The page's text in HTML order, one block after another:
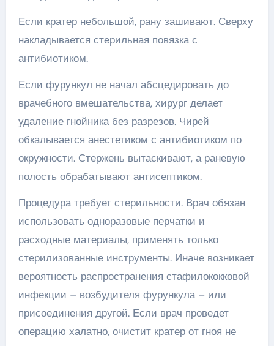
Если кратер небольшой, рану зашивают. Сверху
накладывается стерильная повязка с
антибиотиком.
Если фурункул не начал абсцедировать до
врачебного вмешательства, хирург делает
удаление гнойника без разрезов. Чирей
обкалывается анестетиком с антибиотиком по
окружности. Стержень вытаскивают, а раневую
полость обрабатывают антисептиком.
Процедура требует стерильности. Врач обязан
использовать одноразовые перчатки и
расходные материалы, применять только
стерилизованные инструменты. Иначе возникает
вероятность распространения стафилококковой
инфекции – возбудителя фурункула – или
присоединения другой. Если врач проведет
операцию халатно, очистит кратер от гноя не